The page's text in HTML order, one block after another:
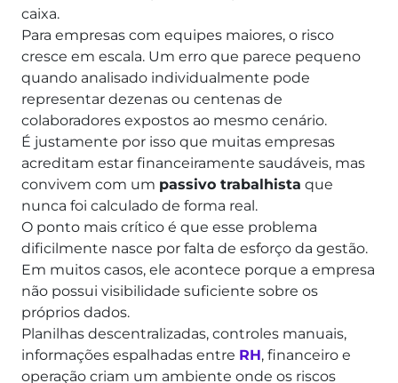
caixa.
Para empresas com equipes maiores, o risco
cresce em escala. Um erro que parece pequeno
quando analisado individualmente pode
representar dezenas ou centenas de
colaboradores expostos ao mesmo cenário.
É justamente por isso que muitas empresas
acreditam estar financeiramente saudáveis, mas
convivem com um passivo trabalhista que
nunca foi calculado de forma real.
O ponto mais crítico é que esse problema
dificilmente nasce por falta de esforço da gestão.
Em muitos casos, ele acontece porque a empresa
não possui visibilidade suficiente sobre os
próprios dados.
Planilhas descentralizadas, controles manuais,
informações espalhadas entre RH, financeiro e
operação criam um ambiente onde os riscos